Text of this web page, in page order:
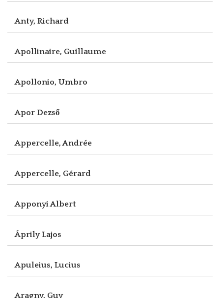
Anty, Richard
Apollinaire, Guillaume
Apollonio, Umbro
Apor Dezső
Appercelle, Andrée
Appercelle, Gérard
Apponyi Albert
Áprily Lajos
Apuleius, Lucius
Aragny, Guy